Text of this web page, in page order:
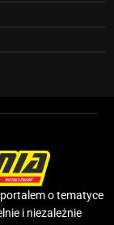
o tematyce
i niezależnie